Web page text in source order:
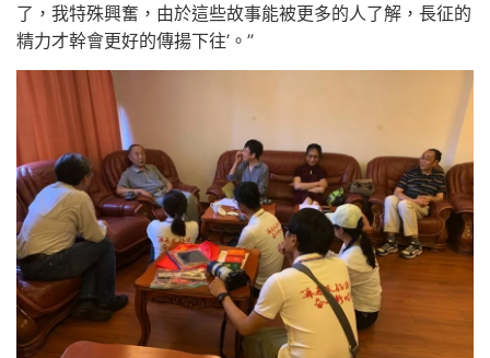
了，我特殊興奮，由於這些故事能被更多的人了解，長征的
精力才幹會更好的傳揚下往’。”